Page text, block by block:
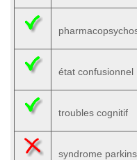
état confusionnel
troubles cognitif
syndrome